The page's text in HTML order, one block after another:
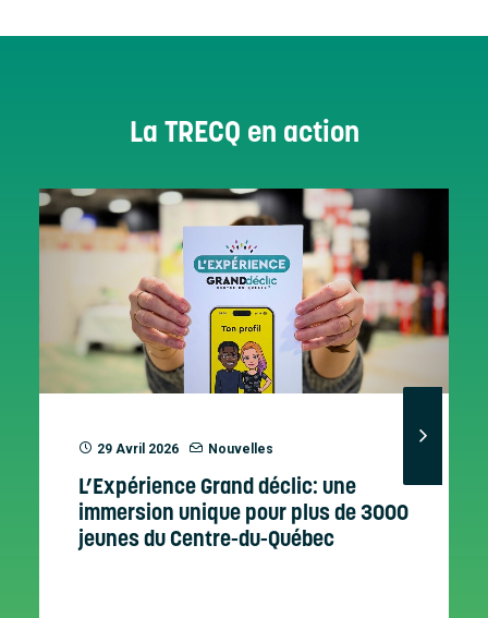
La TRECQ en action
29 Avril 2026 Nouvelles
L’Expérience Grand déclic: une
immersion unique pour plus de 3000
jeunes du Centre-du-Québec